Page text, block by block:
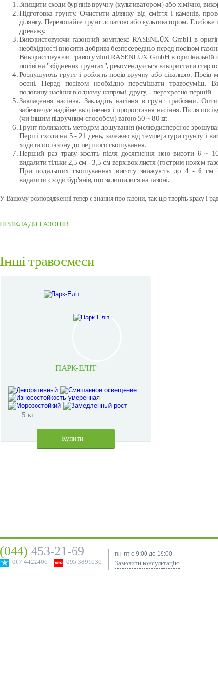
Знищити сходи бур'янів вручну (культиватором) або хімічно,
Підготовка грунту. Очистити ділянку від сміття і каменів,
ділянку. Перекопайте грунт лопатою або культиватором.
дренажу.
Використовуючи газонний комплекс RASENLÜX GmbH в
необхідності вносити добрива безпосередньо перед посівом
Використовуючи травосуміші RASENLÜX GmbH в
посіві на "збіднених грунтах", рекомендується використати
Розпушують грунт і роблять посів вручну або сівалкою. Посів
осені. Перед посівом необхідно перемішати травосуміш.
половину насіння в одному напрямі, другу, - перехресно першій.
Закладення насіння. Закладіть насіння в грунт граблями.
забезпечує надійне вкорінення і проростання насіння. Після
(чи іншим підручним способом) вагою 50 ~ 80 кг.
Грунт поливають методом дощування (мелкодисперсное
Перші сходи на 5 - 21 день, залежно від температури грунту і
ходити по газону до першого скошування.
Перший раз траву косять після досягнення нею висоти 8 ~
видалити тільки 2,5 см - 3,5 см верхівок листя (гострим ножем
При подальших скошуваннях висоту знижують до 4 - 6 см
видалити сходи бур'янів, що залишилися на газоні.
У Вашому розпорядженні тепер є знання про газони, так що творіть красу і
ПРИКЛАДИ ГАЗОНІВ
Інші травосмеси
ПАРК-ЕЛІТ
5 кг
Купити
(044) 453-21-69
067 4422406 095 3891636
пн-пт с 9:00 до 19:00
Замовити консультацію